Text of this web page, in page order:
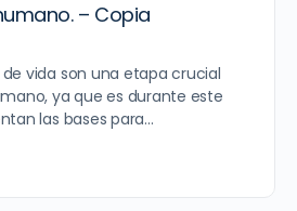
– Copia
vida son una etapa crucial
ya que es durante este
las bases para…